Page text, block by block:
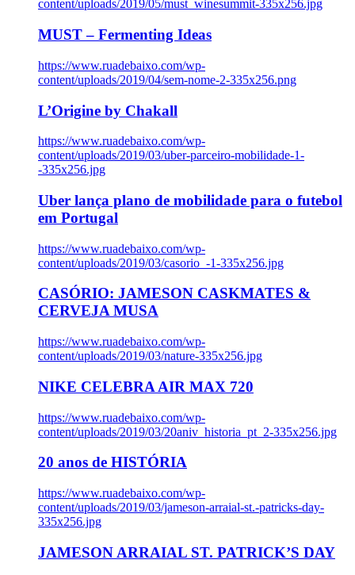
content/uploads/2019/05/must_winesummit-335x256.jpg
MUST – Fermenting Ideas
https://www.ruadebaixo.com/wp-
content/uploads/2019/04/sem-nome-2-335x256.png
L’Origine by Chakall
https://www.ruadebaixo.com/wp-
content/uploads/2019/03/uber-parceiro-mobilidade-1-
-335x256.jpg
Uber lança plano de mobilidade para o futebol
em Portugal
https://www.ruadebaixo.com/wp-
content/uploads/2019/03/casorio_-1-335x256.jpg
CASÓRIO: JAMESON CASKMATES &
CERVEJA MUSA
https://www.ruadebaixo.com/wp-
content/uploads/2019/03/nature-335x256.jpg
NIKE CELEBRA AIR MAX 720
https://www.ruadebaixo.com/wp-
content/uploads/2019/03/20aniv_historia_pt_2-335x256.jpg
20 anos de HISTÓRIA
https://www.ruadebaixo.com/wp-
content/uploads/2019/03/jameson-arraial-st.-patricks-day-
335x256.jpg
JAMESON ARRAIAL ST. PATRICK’S DAY